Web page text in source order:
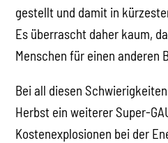
gestellt und damit in
Es überrascht daher kaum,
Menschen für einen anderen
Bei all diesen
Herbst ein weiterer Super-
Kostenexplosionen bei der